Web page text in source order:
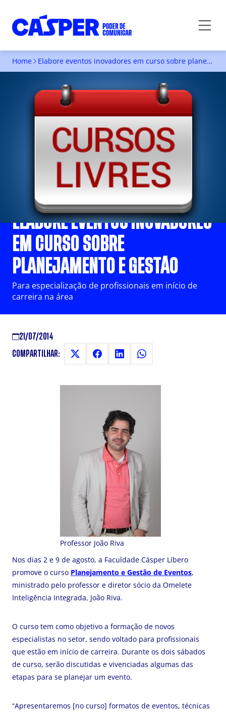
Home Elabore eventos inovadores em curso sobre planejamento e gestão
ELABORE EVENTOS INOVADORES
EM CURSO SOBRE
PLANEJAMENTO E GESTÃO
Para especialização de profissionais em início de
carreira na área
21/07/2014
COMPARTILHAR:
Professor João Riva
Nos dias 2 e 9 de agosto, a Faculdade Cásper Líbero
promove o curso Planejamento e Gestão de Eventos,
ministrado pelo professor e diretor sócio da Omelete
Inteligência Integrada, João Riva.
O curso tem como objetivo a formação de novos
especialistas no setor, sendo voltado para profissionais
que estão em início de carreira. Durante os dois sábados
de curso, serão discutidas e vivenciadas algumas das
etapas para se planejar um evento.
“Apresentaremos [no curso] formatos de eventos, técnicas